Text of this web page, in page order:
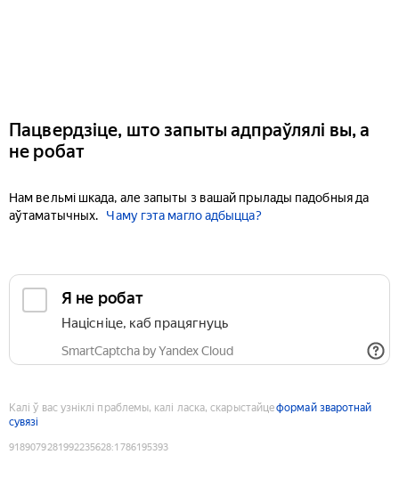
Пацвердзіце, што запыты адпраўлялі вы, а
не робат
Нам вельмі шкада, але запыты з вашай прылады падобныя да
аўтаматычных.
Чаму гэта магло адбыцца?
Я не робат
Націсніце, каб працягнуць
SmartCaptcha by Yandex Cloud
Калі ў вас узніклі праблемы, калі ласка, скарыстайцеформай зваротнай
сувязі
9189079281992235628:1786195393